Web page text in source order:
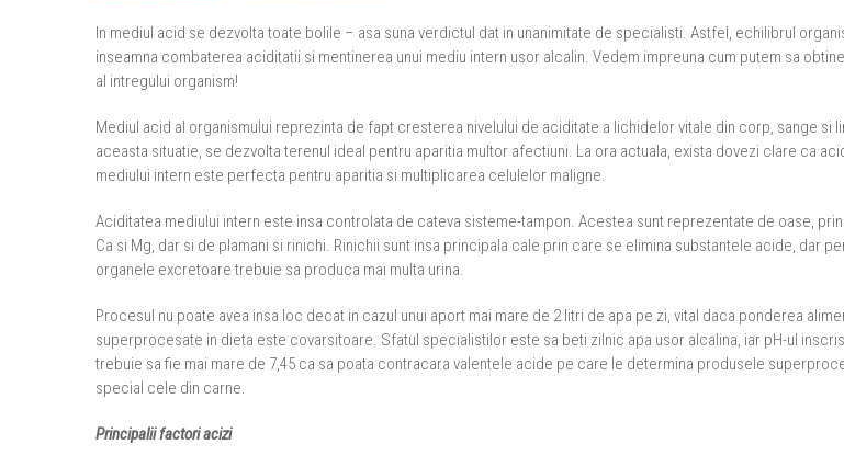
In mediul acid se dezvolta toate bolile – asa suna verdictul dat in unanimitate de specialisti. Astfel, echilibrul
inseamna combaterea aciditatii si mentinerea unui mediu intern usor alcalin. Vedem impreuna cum putem sa
al intregului organism!
Mediul acid al organismului reprezinta de fapt cresterea nivelului de aciditate a lichidelor vitale din corp, sange si
aceasta situatie, se dezvolta terenul ideal pentru aparitia multor afectiuni. La ora actuala, exista dovezi clare ca
mediului intern este perfecta pentru aparitia si multiplicarea celulelor maligne.
Aciditatea mediului intern este insa controlata de cateva sisteme-tampon. Acestea sunt reprezentate de oase,
Ca si Mg, dar si de plamani si rinichi. Rinichii sunt insa principala cale prin care se elimina substantele acide, dar
organele excretoare trebuie sa produca mai multa urina.
Procesul nu poate avea insa loc decat in cazul unui aport mai mare de 2 litri de apa pe zi, vital daca ponderea
superprocesate in dieta este covarsitoare. Sfatul specialistilor este sa beti zilnic apa usor alcalina, iar pH-ul
trebuie sa fie mai mare de 7,45 ca sa poata contracara valentele acide pe care le determina produsele
special cele din carne.
Principalii factori acizi